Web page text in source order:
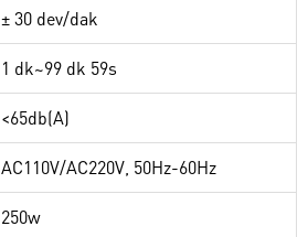
± 30 dev/dak
1 dk~99 dk 59s
<65db(A)
AC110V/AC220V, 50Hz-60Hz
250w